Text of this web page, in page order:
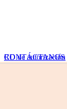
RD de autorización
CONTÁCTANOS